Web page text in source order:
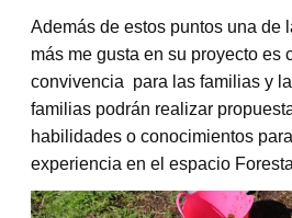
Además de estos puntos una de
más me gusta en su proyecto es
convivencia para las familias y
familias podrán realizar
habilidades o conocimientos
experiencia en el espacio